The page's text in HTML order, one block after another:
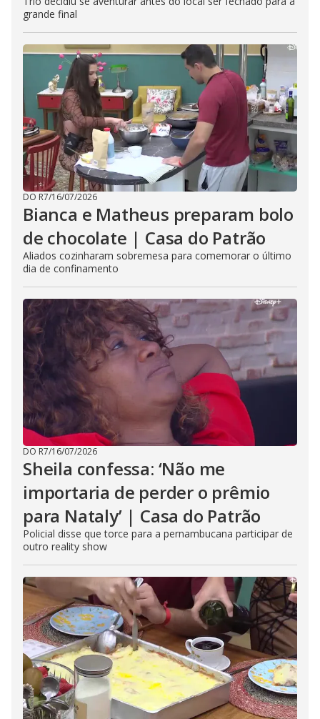
grande final
DO R7/16/07/2026
Bianca e Matheus preparam bolo
de chocolate | Casa do Patrão
Aliados cozinharam sobremesa para comemorar o último
dia de confinamento
DO R7/16/07/2026
Sheila confessa: ‘Não me
importaria de perder o prêmio
para Nataly’ | Casa do Patrão
Policial disse que torce para a pernambucana participar de
outro reality show